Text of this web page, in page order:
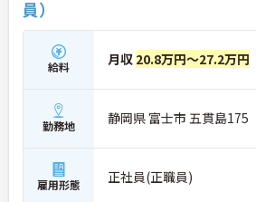
員）
給料 月収 20.8万円～27.2万円
勤務地 静岡県 富士市 五貫島175
雇用形態 正社員(正職員)